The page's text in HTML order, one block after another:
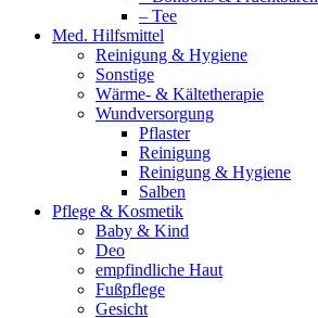
– Tee
Med. Hilfsmittel
Reinigung & Hygiene
Sonstige
Wärme- & Kältetherapie
Wundversorgung
Pflaster
Reinigung
Reinigung & Hygiene
Salben
Pflege & Kosmetik
Baby & Kind
Deo
empfindliche Haut
Fußpflege
Gesicht